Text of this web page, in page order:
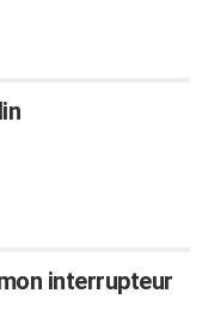
interrupteur